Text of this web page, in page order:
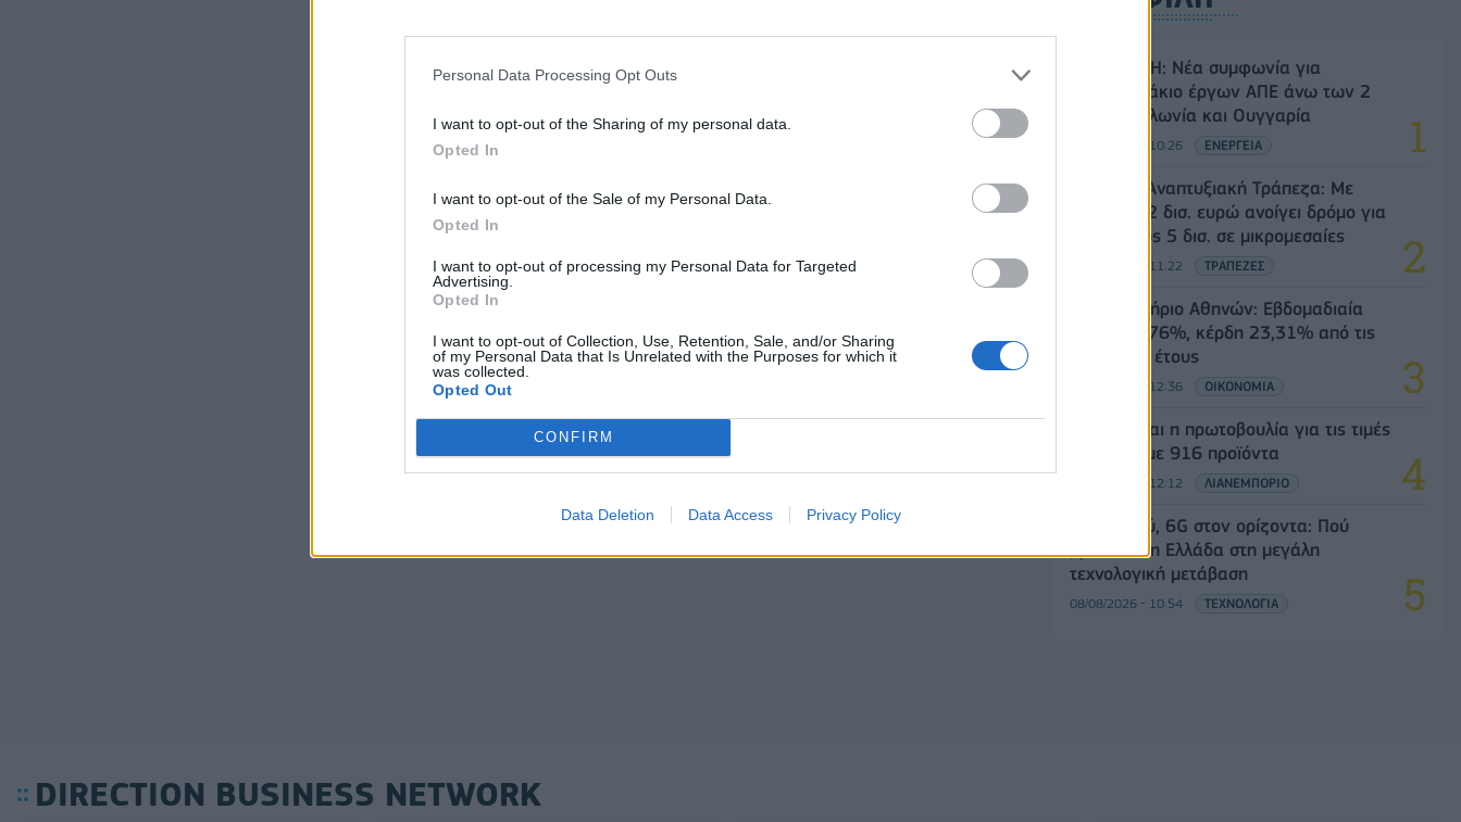
Personal Data Processing Opt Outs
I want to opt-out of the Sharing of my personal data.
Opted In
I want to opt-out of the Sale of my Personal Data.
Opted In
I want to opt-out of processing my Personal Data for Targeted
Advertising.
Opted In
I want to opt-out of Collection, Use, Retention, Sale, and/or Sharing
of my Personal Data that Is Unrelated with the Purposes for which it
was collected.
Opted Out
CONFIRM
Data Deletion Data Access Privacy Policy
Όμιλος ΔΕΗ: Νέα συμφωνία για
χαρτοφυλάκιο έργων ΑΠΕ άνω των 2
GW σε Πολωνία και Ουγγαρία
08/08/2026 - 10:26 ΕΝΕΡΓΕΙΑ
Ελληνική Αναπτυξιακή Τράπεζα: Με
«προίκα» 2 δισ. ευρώ ανοίγει δρόμο για
δάνεια έως 5 δισ. σε μικρομεσαίες
08/08/2026 - 11:22 ΤΡΑΠΕΖΕΣ
Χρηματιστήριο Αθηνών: Εβδομαδιαία
άνοδος 1,76%, κέρδη 23,31% από τις
αρχές του έτους
08/08/2026 - 12:36 ΟΙΚΟΝΟΜΙΑ
Διευρύνεται η πρωτοβουλία για τις τιμές
στο ράφι με 916 προϊόντα
08/08/2026 - 12:12 ΛΙΑΝΕΜΠΟΡΙΟ
5G παντού, 6G στον ορίζοντα: Πού
βρίσκεται η Ελλάδα στη μεγάλη
τεχνολογική μετάβαση
08/08/2026 - 10:54 ΤΕΧΝΟΛΟΓΙΑ
DIRECTION BUSINESS NETWORK